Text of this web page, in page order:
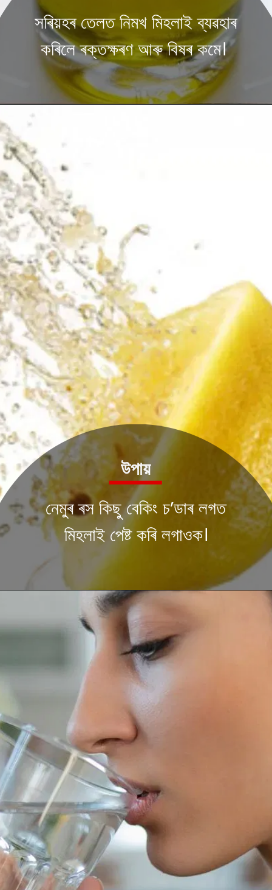
সৰিয়হৰ তেলত নিমখ মিহলাই ব্যৱহাৰ
কৰিলে ৰক্তক্ষৰণ আৰু বিষৰ কমে।
নেমুৰ ৰস কিছু বেকিং চ’ডাৰ লগত
মিহলাই পেষ্ট কৰি লগাওক।
উপায়